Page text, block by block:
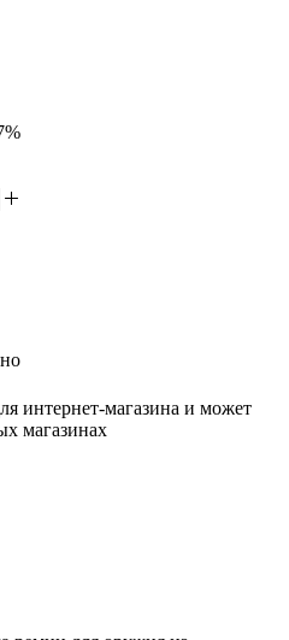
интернет-магазина и может
магазинах